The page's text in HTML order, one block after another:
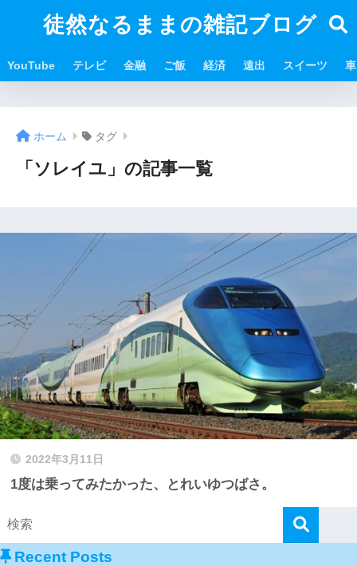
徒然なるままの雑記ブログ
YouTube テレビ 金融 ご飯 経済 遠出 スイーツ 車
ホーム タグ
「ソレイユ」の記事一覧
2022年3月11日
1度は乗ってみたかった、とれいゆつばさ。
Recent Posts